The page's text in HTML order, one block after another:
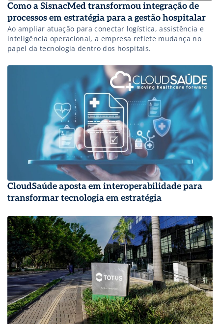
Como a SisnacMed transformou integração de
processos em estratégia para a gestão hospitalar
Ao ampliar atuação para conectar logística, assistência e
inteligência operacional, a empresa reflete mudança no
papel da tecnologia dentro dos hospitais.
CloudSaúde aposta em interoperabilidade para
transformar tecnologia em estratégia